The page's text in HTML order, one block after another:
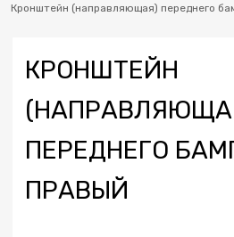
Кронштейн (направляющая) переднего
КРОНШТЕЙН
ПЕРЕДНЕГО
ПРАВЫЙ